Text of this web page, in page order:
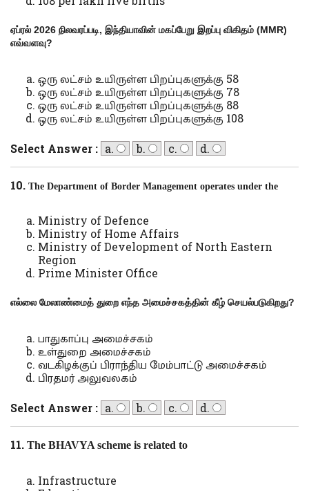
ஏப்ரல்2026 நிலவரப்படி,இந்தியாவின் மகப்பேறு இறப்பு விகிதம் (MMR)
எவ்வளவு?
ஒரு லட்சம் உயிருள்ள பிறப்புகளுக்கு 58
ஒரு லட்சம் உயிருள்ள பிறப்புகளுக்கு 78
ஒரு லட்சம் உயிருள்ள பிறப்புகளுக்கு 88
ஒரு லட்சம் உயிருள்ள பிறப்புகளுக்கு 108
Select Answer : a. b. c. d.
10.The Department of Border Management operates under the
Ministry of Defence
Ministry of Home Affairs
Ministry of Development of North Eastern
Region
Prime Minister Office
எல்லை மேலாண்மைத் துறை எந்த அமைச்சகத்தின் கீழ் செயல்படுகிறது?
பாதுகாப்பு அமைச்சகம்
உள்துறை அமைச்சகம்
வடகிழக்குப் பிராந்திய மேம்பாட்டு அமைச்சகம்
பிரதமர் அலுவலகம்
Select Answer : a. b. c. d.
11.The BHAVYA scheme is related to
Infrastructure